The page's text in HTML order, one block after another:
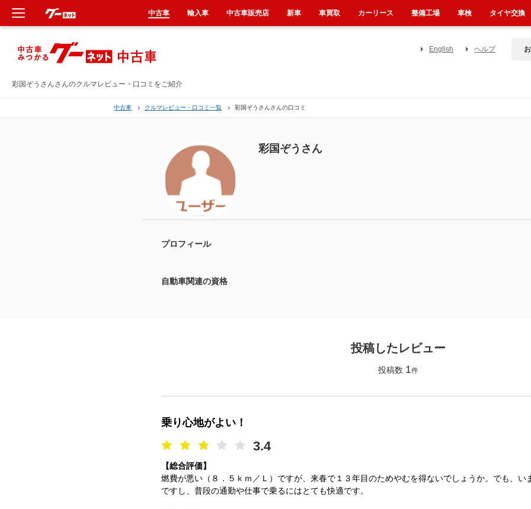
彩国ぞうさんさんのクルマレビュー・口コミをご紹介
English ヘルプ
中古車 クルマレビュー・口コミ一覧 彩国ぞうさんさんの口コミ
彩国ぞうさん
プロフィール
自動車関連の資格
投稿したレビュー
投稿数 1件
乗り心地がよい！
3.4
【総合評価】
燃費が悪い（８．５ｋｍ／Ｌ）ですが、来春で１３年目のためやむを得ないでしょうか。でも、い
ですし、普段の通勤や仕事で乗るにはとても快適です。
中古車 輸入車 中古車販売店 新車 車買取 カーリース 整備工場 車検 タイヤ交換
新車
中古車